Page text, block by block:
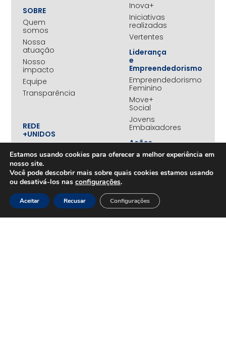
SOBRE
Quem
somos
Nossa
atuação
Nosso
impacto
Equipe
Transparência
REDE
+UNIDOS
Parceiros
institucionais
Empresas
associadas
Nossos
benefícios
Em
Inova+
Iniciativas
realizadas
Vertentes
Liderança
e
Empreendedorismo
Empreendedorismo
Feminino
Move+
Social
Jovens
Embaixadores
Ações
Emergenciais
pelo RS
Fundo
UNA+
Estamos usando cookies para oferecer a melhor experiência em
nosso site.
Você pode descobrir mais sobre quais cookies estamos usando
ou desativá-los nas configurações.
Aceitar Recusar Configurações